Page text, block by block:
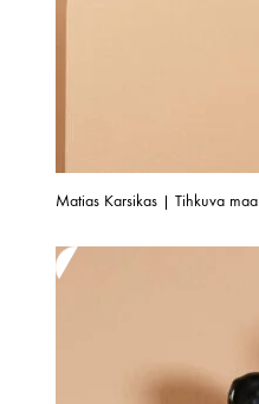
Matias Karsikas | Tihkuva maa